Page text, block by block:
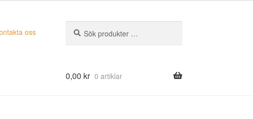
oss
efter:
0,00 kr 0 artiklar